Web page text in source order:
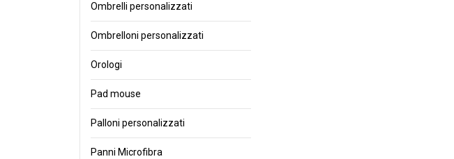
Ombrelli personalizzati
Ombrelloni personalizzati
Orologi
Pad mouse
Palloni personalizzati
Panni Microfibra